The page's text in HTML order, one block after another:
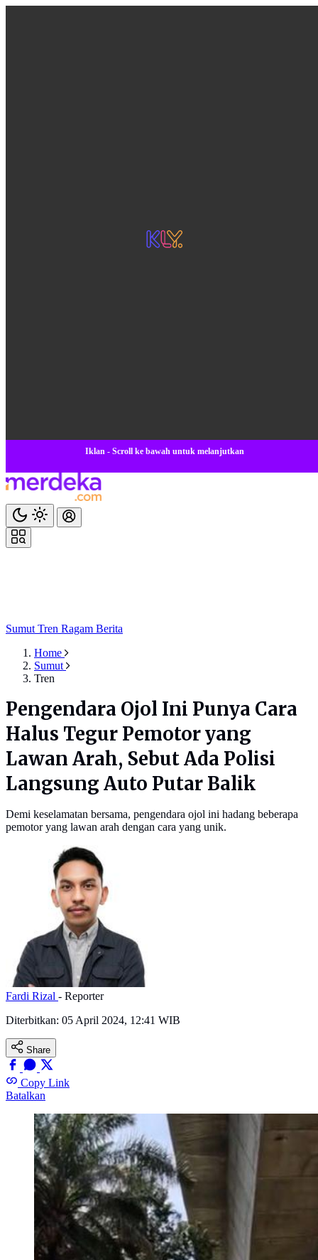
Iklan - Scroll ke bawah untuk melanjutkan
Sumut Tren Ragam Berita
Home
Sumut
Tren
Pengendara Ojol Ini Punya Cara
Halus Tegur Pemotor yang
Lawan Arah, Sebut Ada Polisi
Langsung Auto Putar Balik
Demi keselamatan bersama, pengendara ojol ini hadang beberapa
pemotor yang lawan arah dengan cara yang unik.
Fardi Rizal - Reporter
Diterbitkan: 05 April 2024, 12:41 WIB
Share
Copy Link
Batalkan